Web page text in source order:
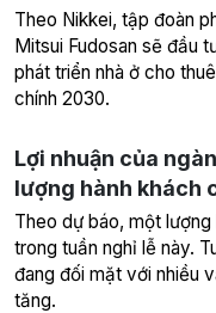
Theo Nikkei, tập đoàn
Mitsui Fudosan sẽ đầu
phát triển nhà ở cho
chính 2030.
Lợi nhuận của
lượng hành khách
Theo dự báo, một
trong tuần nghỉ lễ này.
đang đối mặt với nhiều
tăng.